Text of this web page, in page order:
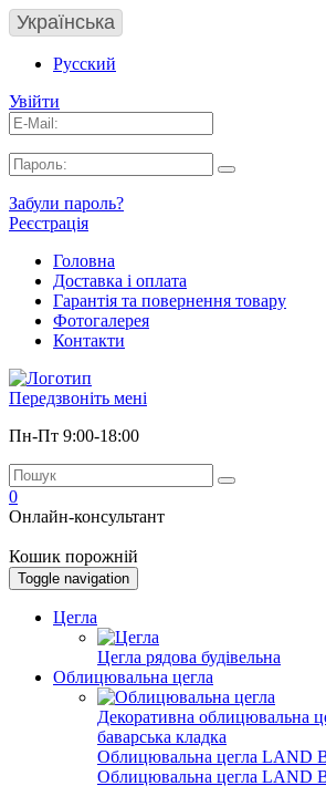
Українська
Русский
Увійти
Забули пароль?
Реєстрація
Головна
Доставка і оплата
Гарантія та повернення товару
Фотогалерея
Контакти
Передзвоніть мені
Пн-Пт 9:00-18:00
0
Онлайн-консультант
Кошик порожній
Toggle navigation
Цегла
Цегла рядова будівельна
Облицювальна цегла
Декоративна облицювальна
баварська кладка
Облицювальна цегла LAND
Облицювальна цегла LAND